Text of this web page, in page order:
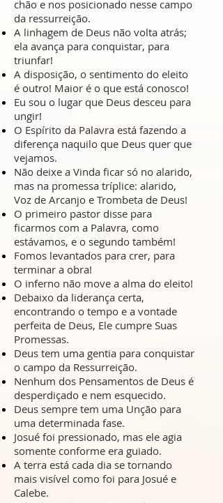
chão e nos posicionado nesse campo
da ressurreição.
A linhagem de Deus não volta atrás;
ela avança para conquistar, para
triunfar!
A disposição, o sentimento do eleito
é outro! Maior é o que está conosco!
Eu sou o lugar que Deus desceu para
ungir!
O Espírito da Palavra está fazendo a
diferença naquilo que Deus quer que
vejamos.
Não deixe a Vinda ficar só no alarido,
mas na promessa tríplice: alarido,
Voz de Arcanjo e Trombeta de Deus!
O primeiro pastor disse para
ficarmos com a Palavra, como
estávamos, e o segundo também!
Fomos levantados para crer, para
terminar a obra!
O inferno não move a alma do eleito!
Debaixo da liderança certa,
encontrando o tempo e a vontade
perfeita de Deus, Ele cumpre Suas
Promessas.
Deus tem uma gentia para conquistar
o campo da Ressurreição.
Nenhum dos Pensamentos de Deus é
desperdiçado e nem esquecido.
Deus sempre tem uma Unção para
uma determinada fase.
Josué foi pressionado, mas ele agia
somente conforme era guiado.
A terra está cada dia se tornando
mais visível como foi para Josué e
Calebe.